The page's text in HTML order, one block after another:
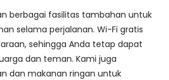
berbagai fasilitas tambahan untuk
selama perjalanan. Wi-Fi gratis
sehingga Anda tetap dapat
dan teman. Kami juga
dan makanan ringan untuk